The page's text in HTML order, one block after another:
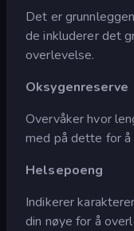
Det er
de inkluderer det
overlevelse.
Oksygenreserve
Overvåker hvor
med på dette for å
Helsepoeng
Indikerer
din nøye for å